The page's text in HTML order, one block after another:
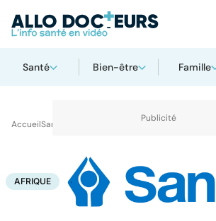
Santé Bien-être Famille
AccueilSanté
AFRIQUE